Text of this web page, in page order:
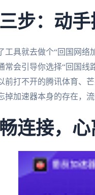
步：动
工具就去做个“回国网络
常会引导你选择“回国线
前打不开的腾讯体育、
掉加速器本身的存在，
连接，